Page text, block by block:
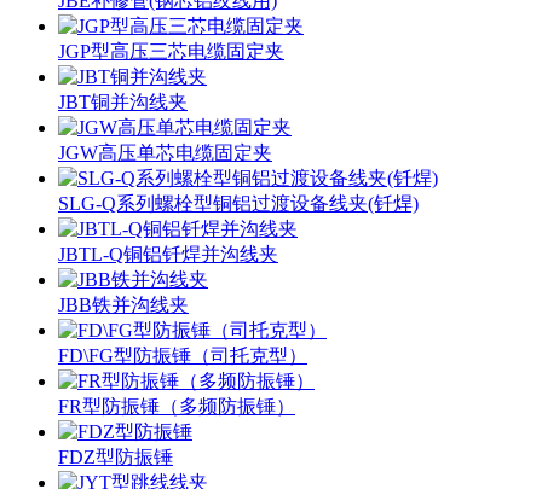
JGP型高压三芯电缆固定夹
JBT铜并沟线夹
JGW高压单芯电缆固定夹
SLG-Q系列螺栓型铜铝过渡设备线夹(钎焊)
JBTL-Q铜铝钎焊并沟线夹
JBB铁并沟线夹
FD\FG型防振锤（司托克型）
FR型防振锤（多频防振锤）
FDZ型防振锤